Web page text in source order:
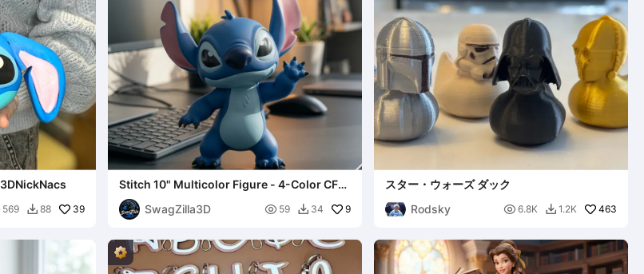
569  88 39
Stitch 10" Multicolor Figure - 4-Color CFS
Ready
SwagZilla3D
 59  34 9
スター・ウォーズ ダック
Rodsky
 6.8K  1.2K 463